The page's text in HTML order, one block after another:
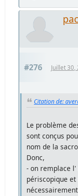
#276 Juillet 30,
Citation de:
Le problème
sont conçus
nom de la
Donc,
- on remplace
périscopique